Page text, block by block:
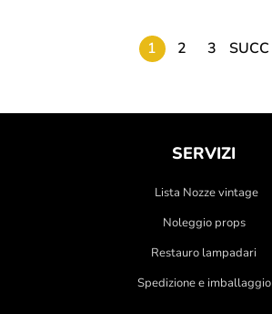
1 2 3 SUCC
SERVIZI
Lista Nozze vintage
Noleggio props
Restauro lampadari
Spedizione e imballaggio